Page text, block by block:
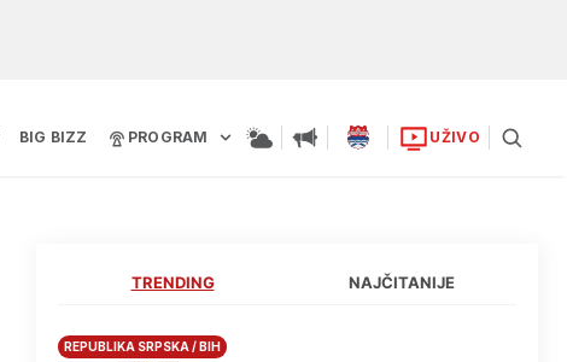
BIG BIZZ PROGRAM UŽIVO
TRENDING NAJČITANIJE
REPUBLIKA SRPSKA / BIH